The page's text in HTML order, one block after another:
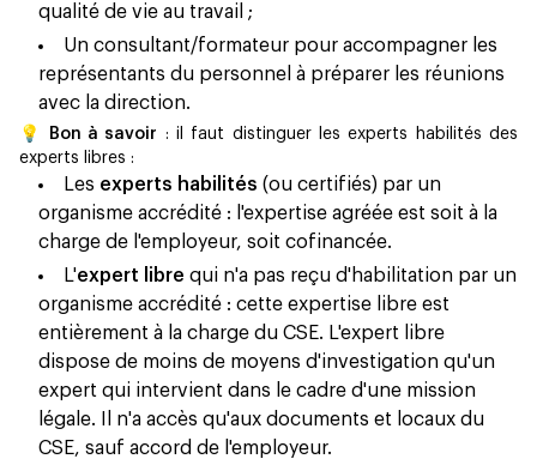
qualité de vie au travail ;
Un consultant/formateur pour accompagner les
représentants du personnel à préparer les réunions
avec la direction.
💡 Bon à savoir : il faut distinguer les experts habilités des
experts libres :
Les experts habilités (ou certifiés) par un
organisme accrédité : l'expertise agréée est soit à la
charge de l'employeur, soit cofinancée.
L'expert libre qui n'a pas reçu d'habilitation par un
organisme accrédité : cette expertise libre est
entièrement à la charge du CSE. L'expert libre
dispose de moins de moyens d'investigation qu'un
expert qui intervient dans le cadre d'une mission
légale. Il n'a accès qu'aux documents et locaux du
CSE, sauf accord de l'employeur.